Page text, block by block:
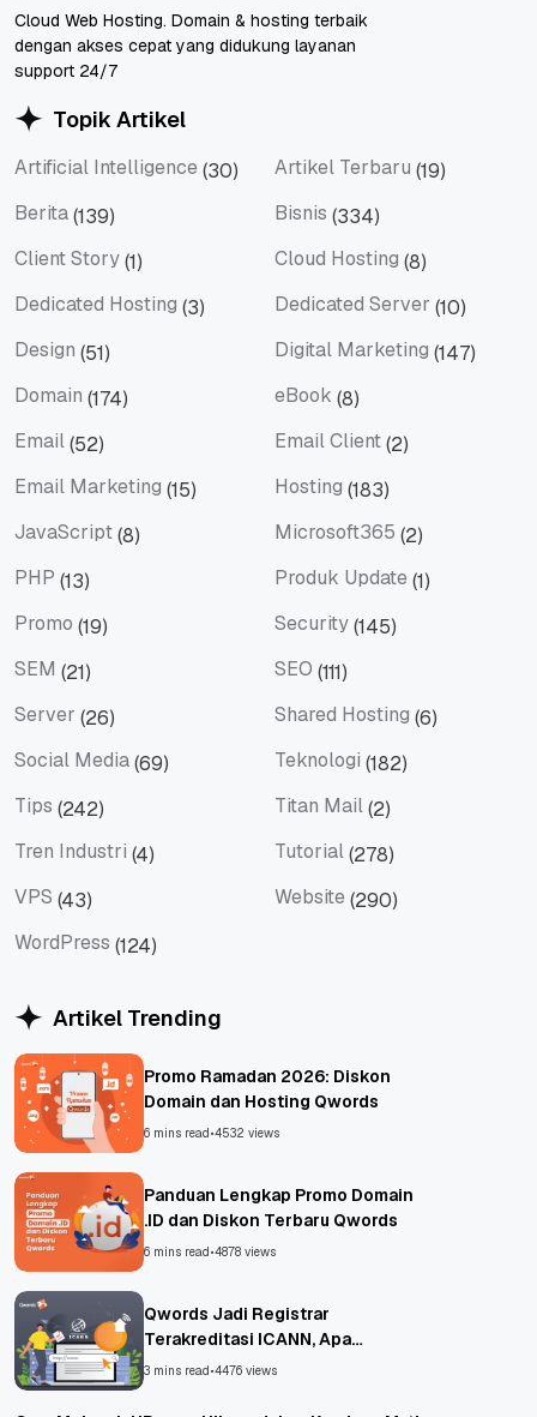
Cloud Web Hosting. Domain & hosting terbaik
dengan akses cepat yang didukung layanan
support 24/7
Topik Artikel
Artificial Intelligence (30) Artikel Terbaru (19)
Berita(139) Bisnis (334)
Client Story(1) Cloud Hosting (8)
Dedicated Hosting (3) Dedicated Server (10)
Design (51) Digital Marketing (147)
Domain (174) eBook (8)
Email(52) Email Client(2)
Email Marketing (15) Hosting (183)
JavaScript(8) Microsoft365 (2)
PHP (13) Produk Update (1)
Promo (19) Security(145)
SEM (21) SEO (111)
Server (26) Shared Hosting (6)
Social Media(69) Teknologi (182)
Tips (242) Titan Mail(2)
Tren Industri (4) Tutorial(278)
VPS (43) Website (290)
WordPress (124)
Artikel Trending
Promo Ramadan 2026: Diskon
Domain dan Hosting Qwords
6 mins read•4532 views
Panduan Lengkap Promo Domain
.ID dan Diskon Terbaru Qwords
6 mins read•4878 views
Qwords Jadi Registrar
Terakreditasi ICANN, Apa
Untungnya?
3 mins read•4476 views